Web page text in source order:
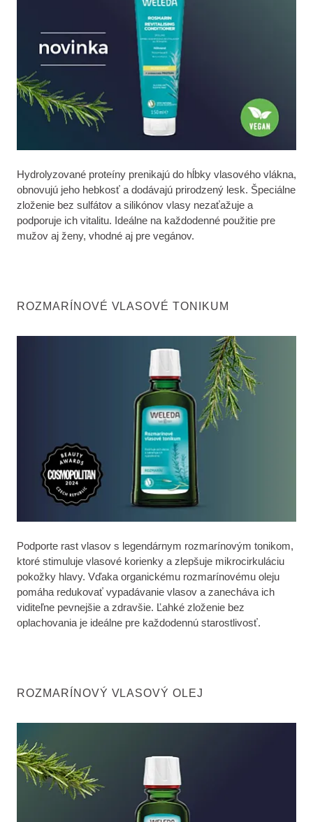
Hydrolyzované proteíny prenikajú do hĺbky vlasového vlákna,
obnovujú jeho hebkosť a dodávajú prirodzený lesk. Špeciálne
zloženie bez sulfátov a silikónov vlasy nezaťažuje a
podporuje ich vitalitu. Ideálne na každodenné použitie pre
mužov aj ženy, vhodné aj pre vegánov.
ROZMARÍNOVÉ VLASOVÉ TONIKUM
Podporte rast vlasov s legendárnym rozmarínovým tonikom,
ktoré stimuluje vlasové korienky a zlepšuje mikrocirkuláciu
pokožky hlavy. Vďaka organickému rozmarínovému oleju
pomáha redukovať vypadávanie vlasov a zanecháva ich
viditeľne pevnejšie a zdravšie. Ľahké zloženie bez
oplachovania je ideálne pre každodennú starostlivosť.
ROZMARÍNOVÝ VLASOVÝ OLEJ